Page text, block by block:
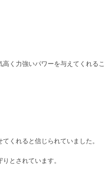
く力強いパワーを与えてくれるこ
くれると信じられていました。
とされています。